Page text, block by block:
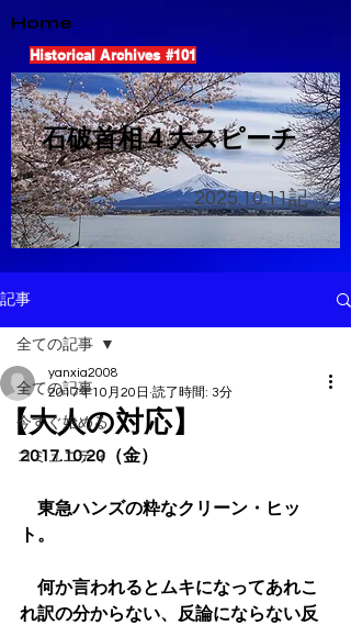
Home
Historical Archives #101
​石破首相４大スピーチ
2025.10.11記
記事
全ての記事
今すぐ始める
コミュニティ
全ての記事
【大人の対応】
yanxia2008
2017年10月20日 読了時間: 3分
2017.10.20（金）
東急ハンズの粋なクリーン・ヒッ
ト。
何か言われるとムキになってあれこ
れ訳の分からない、反論にならない反